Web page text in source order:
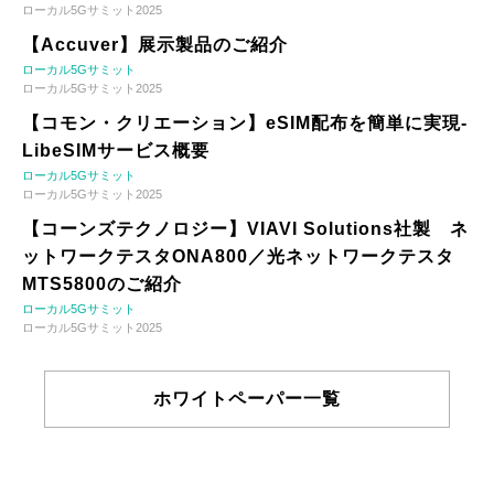
ローカル5Gサミット2025
【Accuver】展示製品のご紹介
ローカル5Gサミット
ローカル5Gサミット2025
【コモン・クリエーション】eSIM配布を簡単に実現-
LibeSIMサービス概要
ローカル5Gサミット
ローカル5Gサミット2025
【コーンズテクノロジー】VIAVI Solutions社製 ネ
ットワークテスタONA800／光ネットワークテスタ
MTS5800のご紹介
ローカル5Gサミット
ローカル5Gサミット2025
ホワイトペーパー一覧